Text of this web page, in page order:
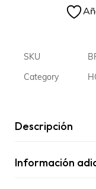
SKU
Category
Descripción
Información